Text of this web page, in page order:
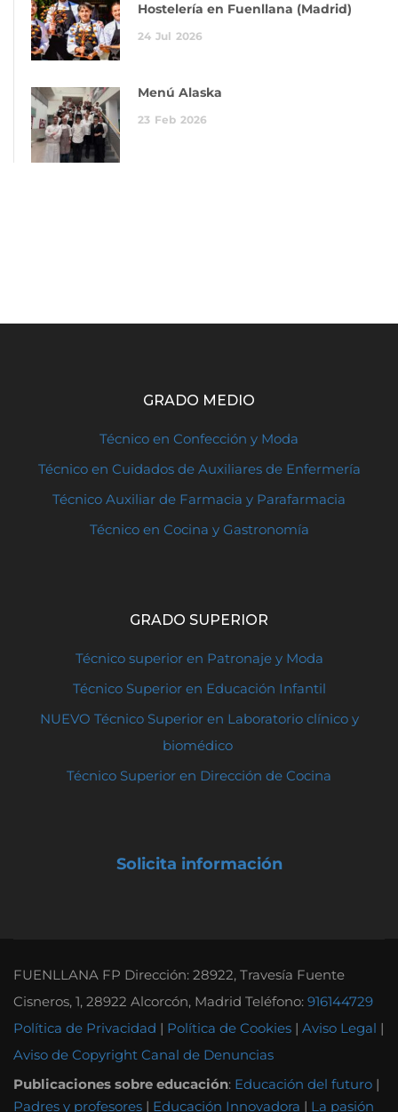
Hostelería en Fuenllana (Madrid)
24 Jul 2026
Menú Alaska
23 Feb 2026
GRADO MEDIO
Técnico en Confección y Moda
Técnico en Cuidados de Auxiliares de Enfermería
Técnico Auxiliar de Farmacia y Parafarmacia
Técnico en Cocina y Gastronomía
GRADO SUPERIOR
Técnico superior en Patronaje y Moda
Técnico Superior en Educación Infantil
NUEVO Técnico Superior en Laboratorio clínico y
biomédico
Técnico Superior en Dirección de Cocina
Solicita información
FUENLLANA FP Dirección: 28922, Travesía Fuente
Cisneros, 1, 28922 Alcorcón, Madrid Teléfono: 916144729
Política de Privacidad | Política de Cookies | Aviso Legal |
Aviso de Copyright Canal de Denuncias
Publicaciones sobre educación: Educación del futuro |
Padres y profesores | Educación Innovadora | La pasión